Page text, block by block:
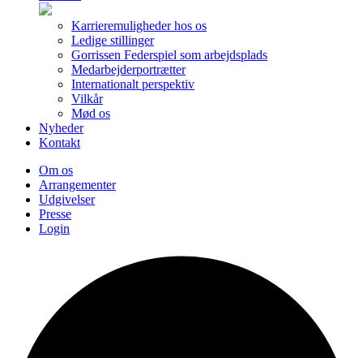
Karrieremuligheder hos os
Ledige stillinger
Gorrissen Federspiel som arbejdsplads
Medarbejderportrætter
Internationalt perspektiv
Vilkår
Mød os
Nyheder
Kontakt
Om os
Arrangementer
Udgivelser
Presse
Login